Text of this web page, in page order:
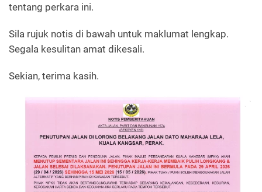
tentang perkara ini.
Sila rujuk notis di bawah untuk maklumat lengkap.
Segala kesulitan amat dikesali.
Sekian, terima kasih.
Read more